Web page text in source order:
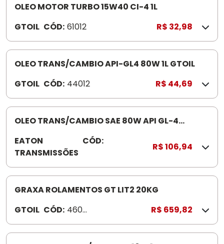
OLEO MOTOR TURBO 15W40 CI-4 1L
GTOIL CÓD: 61012 R$ 32,98
OLEO TRANS/CAMBIO API-GL4 80W 1L GTOIL
GTOIL CÓD: 44012 R$ 44,69
OLEO TRANS/CAMBIO SAE 80W API GL-4
EATON
TRANSMISSÕES
CÓD:
0
4
3
R$ 106,94
GRAXA ROLAMENTOS GT LIT2 20KG
GTOIL CÓD: 4602
0
R$ 659,82